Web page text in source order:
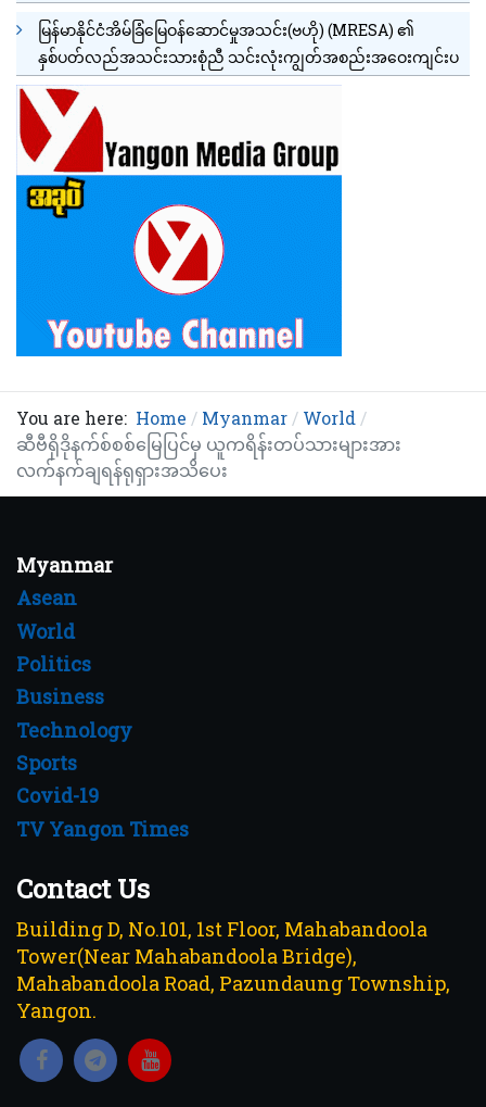
မြန်မာနိုင်ငံအိမ်ခြံမြေဝန်ဆောင်မှုအသင်း(ဗဟို) (MRESA) ၏
နှစ်ပတ်လည်အသင်းသားစုံညီ သင်းလုံးကျွတ်အစည်းအဝေးကျင်းပ
You are here: Home Myanmar
World
ဆီဗီရိုဒိုနက်စ်စစ်မြေပြင်မှ ယူကရိန်းတပ်သားများအား
လက်နက်ချရန်ရုရှားအသိပေး
Myanmar
Asean
World
Politics
Business
Technology
Sports
Covid-19
TV Yangon Times
Contact Us
Building D, No.101, 1st Floor, Mahabandoola
Tower(Near Mahabandoola Bridge),
Mahabandoola Road, Pazundaung Township,
Yangon.